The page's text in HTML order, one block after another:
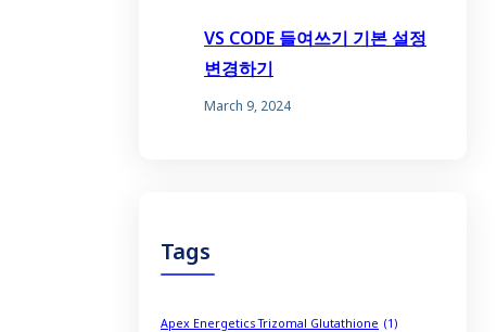
VS CODE 들여쓰기 기본 설정
변경하기
March 9, 2024
Tags
Apex Energetics Trizomal Glutathione (1)